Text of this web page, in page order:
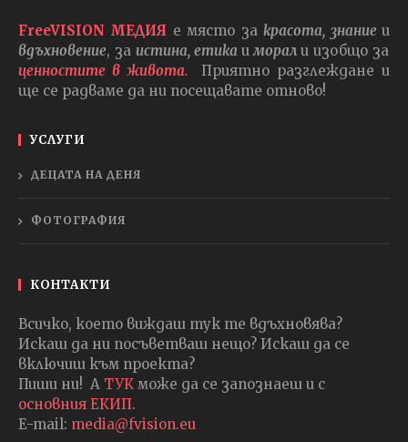
FreeVISION МЕДИЯ е място закрасота, знаниеи
вдъхновение, за истина, етика и морали изобщо за
ценностите в живота.
Приятно разглеждане и
ще се радваме да ни посещавате отново!
УСЛУГИ
ДЕЦАТА НА ДЕНЯ
ФОТОГРАФИЯ
КОНТАКТИ
Всичко, което виждаш тук те вдъхновява?
Искаш да ни посъветваш нещо? Искаш да се
включиш към проекта?
Пиши ни! А ТУК може да се запознаеш и с
основния ЕКИП.
E-mail: media@fvision.eu